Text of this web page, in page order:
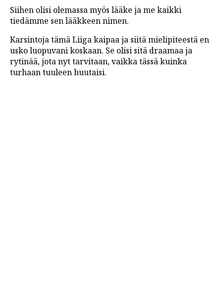
Siihen olisi olemassa myös lääke ja me kaikki
tiedämme sen lääkkeen nimen.
Karsintoja tämä Liiga kaipaa ja siitä mielipiteestä en
usko luopuvani koskaan. Se olisi sitä draamaa ja
rytinää, jota nyt tarvitaan, vaikka tässä kuinka
turhaan tuuleen huutaisi.